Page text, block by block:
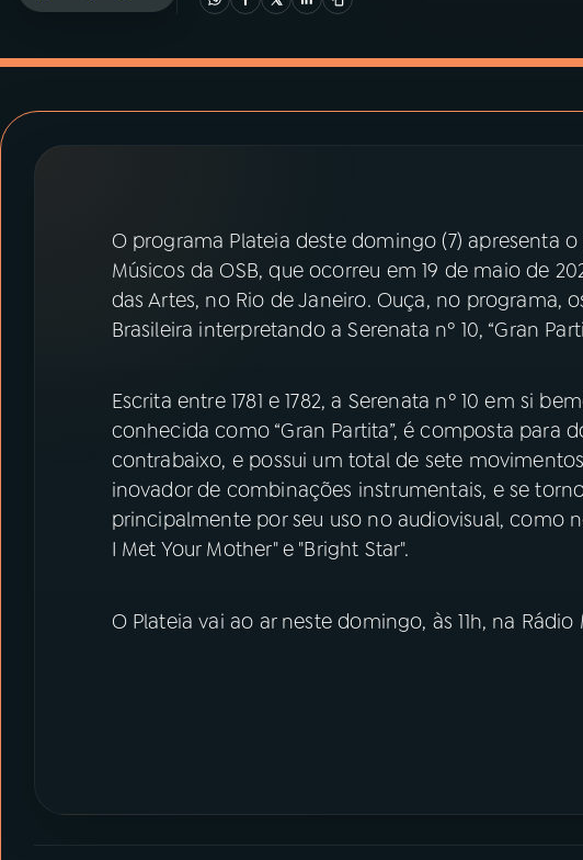
ACOMPANHE A RÁDIO MEC
YouTube Facebook
O programa Plateia deste domingo (7) apresenta
Músicos da OSB, que ocorreu em 19 de maio de
das Artes, no Rio de Janeiro. Ouça, no programa,
Brasileira interpretando a Serenata nº 10, “Gran
Escrita entre 1781 e 1782, a Serenata nº 10 em si
conhecida como “Gran Partita”, é composta para
contrabaixo, e possui um total de sete
inovador de combinações instrumentais, e se
principalmente por seu uso no audiovisual, como
I Met Your Mother" e "Bright Star".
O Plateia vai ao ar neste domingo, às 11h, na Rádio